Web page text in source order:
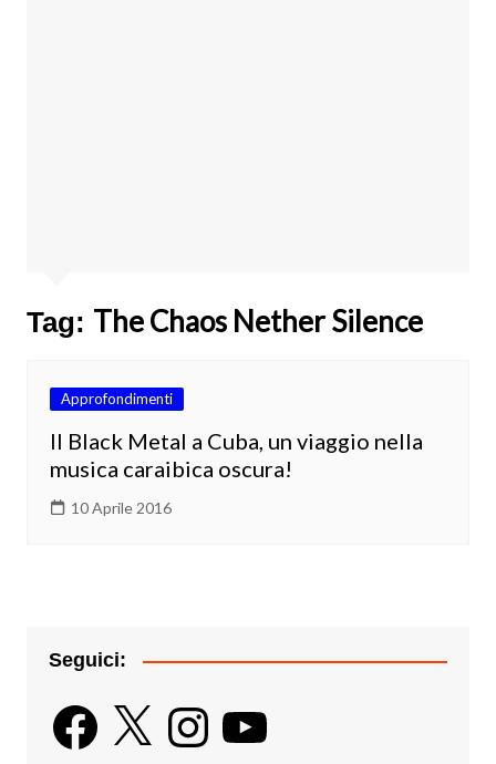
Tag: The Chaos Nether Silence
Approfondimenti
Il Black Metal a Cuba, un viaggio nella
musica caraibica oscura!
10 Aprile 2016
Seguici:
Facebook
X InstagramYouTube